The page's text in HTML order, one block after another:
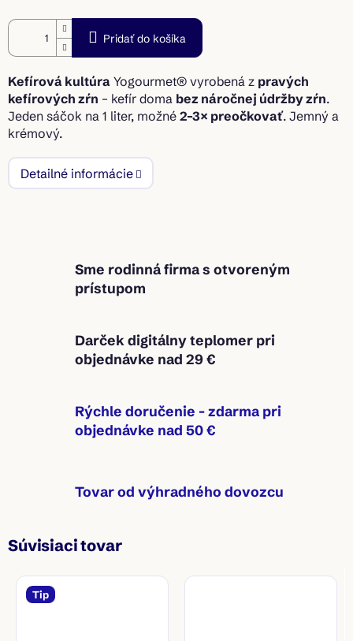
Pridať do košíka
Kefírová kultúra Yogourmet® vyrobená z pravých
kefírových zŕn – kefír doma bez náročnej údržby zŕn.
Jeden sáčok na 1 liter, možné 2–3× preočkovať. Jemný a
krémový.
Detailné informácie
Sme rodinná firma s otvoreným
prístupom
Darček digitálny teplomer pri
objednávke nad 29 €
Rýchle doručenie - zdarma pri
objednávke nad 50 €
Tovar od výhradného dovozcu
Súvisiaci tovar
Tip